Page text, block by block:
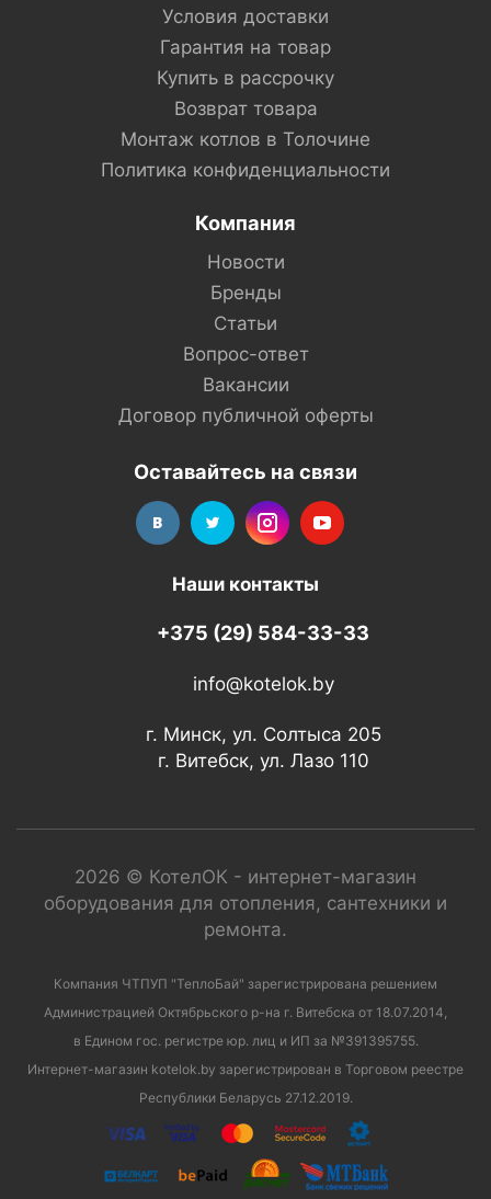
Условия доставки
Гарантия на товар
Купить в рассрочку
Возврат товара
Монтаж котлов в Толочине
Политика конфиденциальности
Компания
Новости
Бренды
Статьи
Вопрос-ответ
Вакансии
Договор публичной оферты
Оставайтесь на связи
Наши контакты
+375 (29) 584-33-33
info@kotelok.by
г. Минск, ул. Солтыса 205
г. Витебск, ул. Лазо 110
2026 © КотелОК - интернет-магазин
оборудования для отопления, сантехники и
ремонта.
Компания ЧТПУП "ТеплоБай" зарегистрирована решением
Администрацией Октябрьского р-на г. Витебска от 18.07.2014,
в Едином гос. регистре юр. лиц и ИП за №391395755.
Интернет-магазин kotelok.by зарегистрирован в Торговом реестре
Республики Беларусь 27.12.2019.